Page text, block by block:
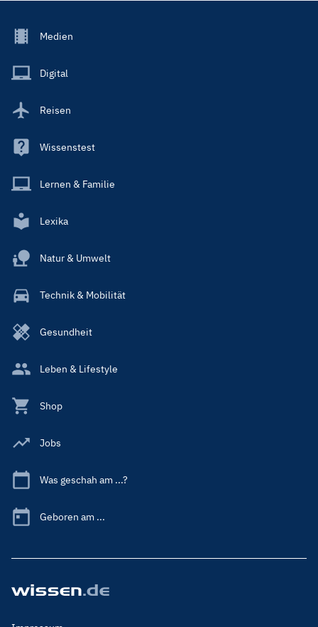
Footer
Main
Medien
Digital
Reisen
Wissenstest
Lernen & Familie
Lexika
Natur & Umwelt
Technik & Mobilität
Gesundheit
Leben & Lifestyle
Shop
Jobs
Was geschah am ...?
Geboren am ...